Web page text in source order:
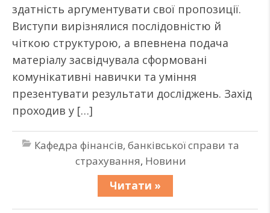
здатність аргументувати свої пропозиції.
Виступи вирізнялися послідовністю й
чіткою структурою, а впевнена подача
матеріалу засвідчувала сформовані
комунікативні навички та уміння
презентувати результати досліджень. Захід
проходив у […]
Кафедра фінансів, банківської справи та
страхування, Новини
Читати »